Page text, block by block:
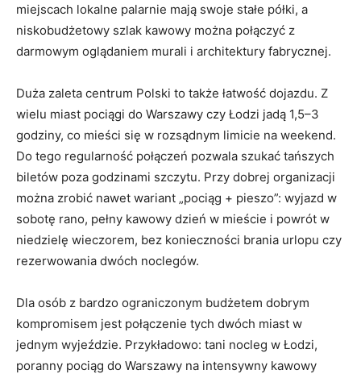
miejscach lokalne palarnie mają swoje stałe półki, a
niskobudżetowy szlak kawowy można połączyć z
darmowym oglądaniem murali i architektury fabrycznej.
Duża zaleta centrum Polski to także łatwość dojazdu. Z
wielu miast pociągi do Warszawy czy Łodzi jadą 1,5–3
godziny, co mieści się w rozsądnym limicie na weekend.
Do tego regularność połączeń pozwala szukać tańszych
biletów poza godzinami szczytu. Przy dobrej organizacji
można zrobić nawet wariant „pociąg + pieszo”: wyjazd w
sobotę rano, pełny kawowy dzień w mieście i powrót w
niedzielę wieczorem, bez konieczności brania urlopu czy
rezerwowania dwóch noclegów.
Dla osób z bardzo ograniczonym budżetem dobrym
kompromisem jest połączenie tych dwóch miast w
jednym wyjeździe. Przykładowo: tani nocleg w Łodzi,
poranny pociąg do Warszawy na intensywny kawowy